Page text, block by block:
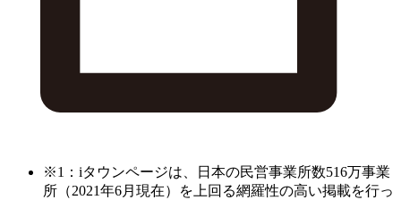
※1：iタウンページは、日本の民営事業所数516万事業
所（2021年6月現在）を上回る網羅性の高い掲載を行っ